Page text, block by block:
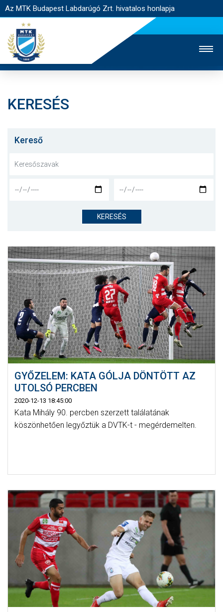
Az MTK Budapest Labdarúgó Zrt. hivatalos honlapja
JEGYÉRTÉKESÍTÉS
NYITÓLAP
CSAPATOK
KLUB
GALÉRIA
SZURKOLÓI ÉLMÉNYEK
AKKREDITÁCIÓ
KERESÉS
Kereső
KERESÉS
GYŐZELEM: KATA GÓLJA DÖNTÖTT AZ
UTOLSÓ PERCBEN
2020-12-13 18:45:00
Kata Mihály 90. percben szerzett találatának
köszönhetően legyőztük a DVTK-t - megérdemelten.